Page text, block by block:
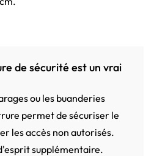
de sécurité est un vrai
ou les buanderies
permet de sécuriser le
les accès non autorisés.
supplémentaire.